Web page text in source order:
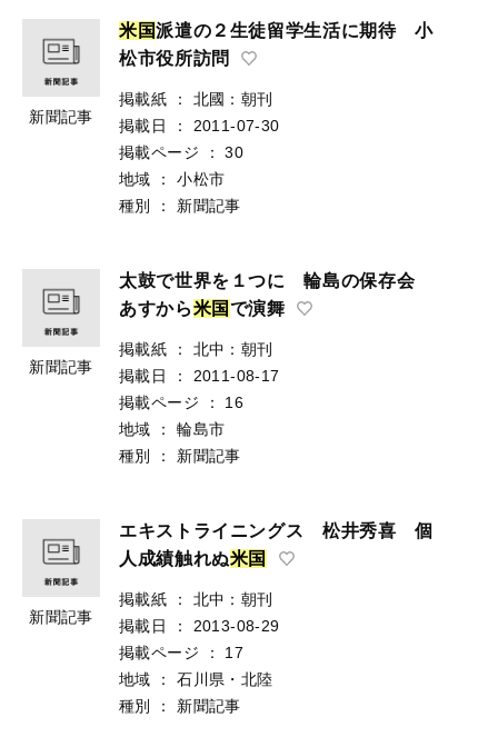
新聞記事
米 国派遣の２生徒留学生活に期待 小
松市役所訪問
掲載紙 ：
北國：朝刊
掲載日
：
2011-07-30
掲載ページ
：
30
地域
：
小松市
種別
： 新聞記事
新聞記事
太鼓で世界を１つに 輪島の保存会
あすから米国で演舞
掲載紙 ：
北中：朝刊
掲載日
：
2011-08-17
掲載ページ
：
16
地域
：
輪島市
種別
： 新聞記事
新聞記事
エキストライニングス 松井秀喜 個
人成績触れぬ米国
掲載紙 ：
北中：朝刊
掲載日
：
2013-08-29
掲載ページ
：
17
地域
：
石川県・北陸
種別
： 新聞記事